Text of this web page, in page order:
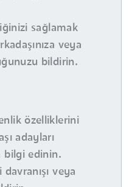
sağlamak
veya
bildirin.
özelliklerini
adayları
bilgi edinin.
veya